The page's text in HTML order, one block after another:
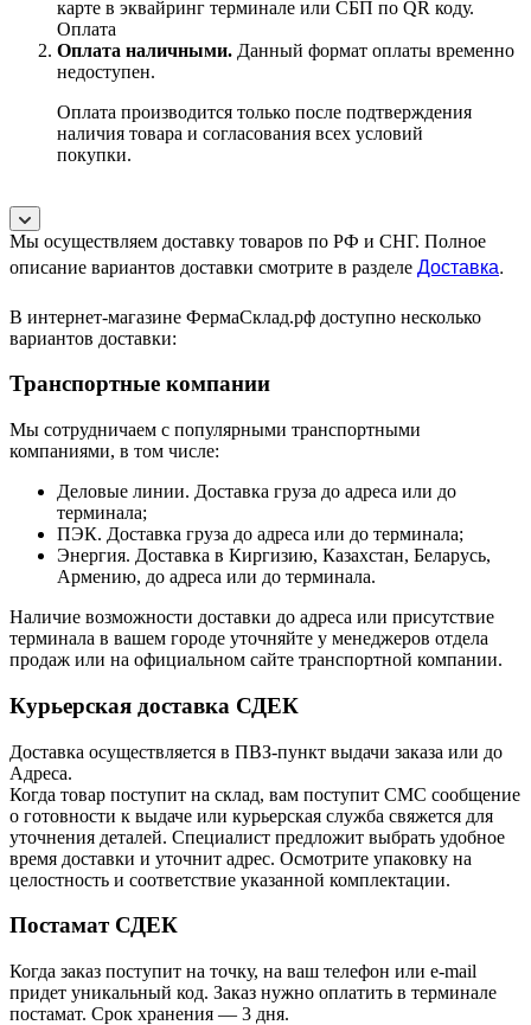
карте в эквайринг терминале или СБП по QR коду.
Оплата
Оплата наличными. Данный формат оплаты временно
недоступен.
Оплата производится только после подтверждения
наличия товара и согласования всех условий
покупки.
Мы осуществляем доставку товаров по РФ и СНГ. Полное
описание вариантов доставки смотрите в разделе Доставка.
В интернет-магазине ФермаСклад.рф доступно несколько
вариантов доставки:
Транспортные компании
Мы сотрудничаем с популярными транспортными
компаниями, в том числе:
Деловые линии. Доставка груза до адреса или до
терминала;
ПЭК. Доставка груза до адреса или до терминала;
Энергия. Доставка в Киргизию, Казахстан, Беларусь,
Армению, до адреса или до терминала.
Наличие возможности доставки до адреса или присутствие
терминала в вашем городе уточняйте у менеджеров отдела
продаж или на официальном сайте транспортной компании.
Курьерская доставка СДЕК
Доставка осуществляется в ПВЗ-пункт выдачи заказа или до
Адреса.
Когда товар поступит на склад, вам поступит СМС сообщение
о готовности к выдаче или курьерская служба свяжется для
уточнения деталей. Специалист предложит выбрать удобное
время доставки и уточнит адрес. Осмотрите упаковку на
целостность и соответствие указанной комплектации.
Постамат СДЕК
Когда заказ поступит на точку, на ваш телефон или e-mail
придет уникальный код. Заказ нужно оплатить в терминале
постамат. Срок хранения — 3 дня.